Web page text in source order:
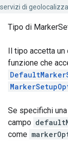
servizi di
Tipo di
Il tipo accetta
funzione che
Se specifichi
campo
come